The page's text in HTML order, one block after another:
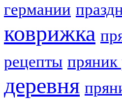
германии
коврижка
рецепты
деревня